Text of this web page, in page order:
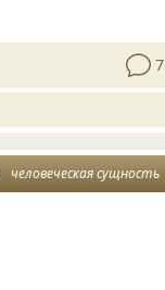
7
человеческая сущность